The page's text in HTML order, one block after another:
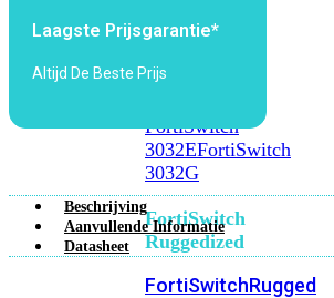
FortiSwitch
Series
FortiSwitch
3032EFortiSwitch
3032G
FortiSwitch
Ruggedized
FortiSwitchRugged
Laagste Prijsgarantie*
Altijd De Beste Prijs
Beschrijving
Aanvullende Informatie
Datasheet